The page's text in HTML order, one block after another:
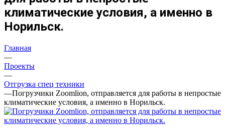
климатические условия, а именно в
Норильск.
Главная
—
Проекты
—
Отгрузка спец техники
—Погрузчики Zoomlion, отправляется для работы в непростые
климатические условия, а именно в Норильск.